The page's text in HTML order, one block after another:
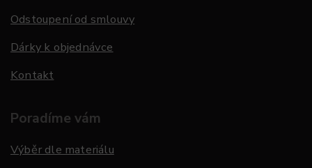
Odstoupení od smlouvy
Dárky k objednávce
Kontakt
Poradíme vám
Výběr dle materiálu